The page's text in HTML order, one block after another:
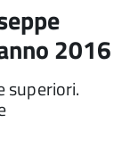
2016
superiori.